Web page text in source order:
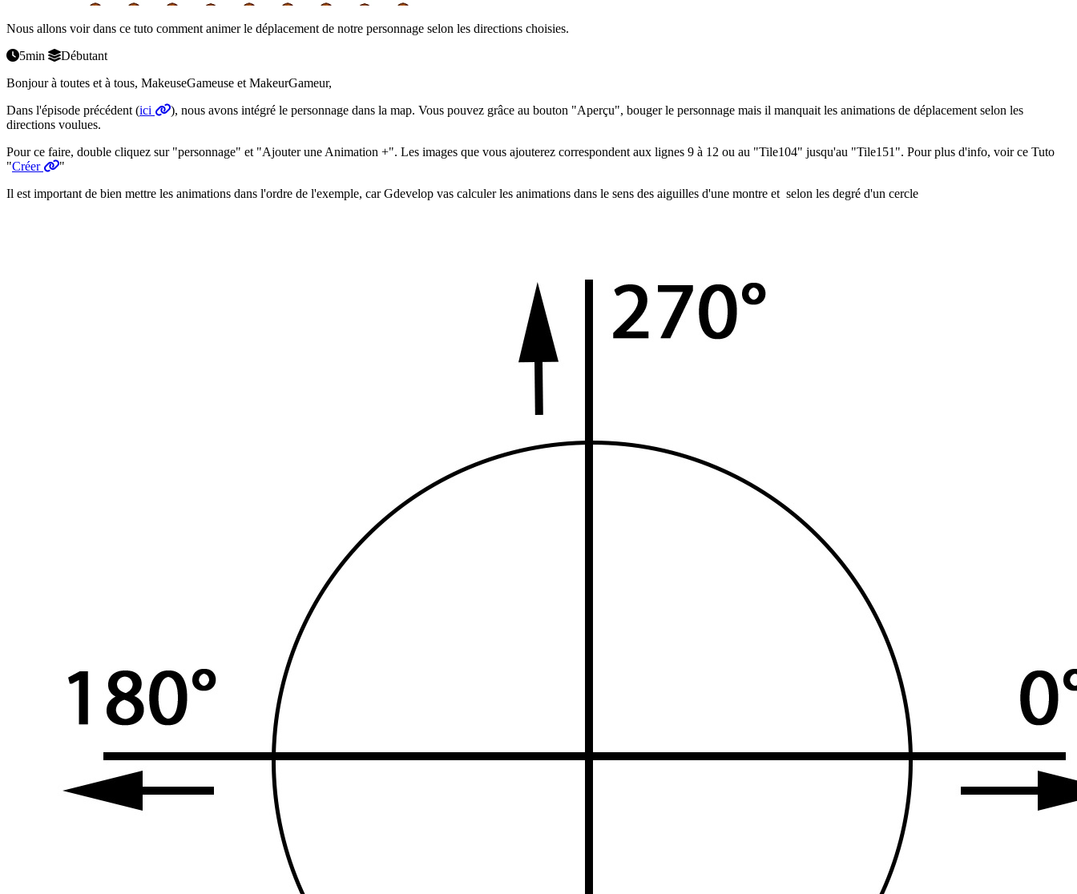
Nous allons voir dans ce tuto comment animer le déplacement de notre personnage selon les directions choisies.
5min
Débutant
Bonjour à toutes et à tous, MakeuseGameuse et MakeurGameur,
Dans l'épisode précédent (ici
), nous avons intégré le personnage dans la map. Vous pouvez grâce au bouton "Aperçu", bouger le personnage mais il manquait les animations de déplacement selon les
directions voulues.
Pour ce faire, double cliquez sur "personnage" et "Ajouter une Animation +". Les images que vous ajouterez correspondent aux lignes 9 à 12 ou au "Tile104" jusqu'au "Tile151". Pour plus d'info, voir ce Tuto
"Créer
"
Il est important de bien mettre les animations dans l'ordre de l'exemple, car Gdevelop vas calculer les animations dans le sens des aiguilles d'une montre et selon les degré d'un cercle